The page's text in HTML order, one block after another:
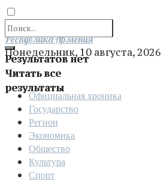
Результатов нет
Читать все
результаты
Отправить
Республика Армения
Понедельник, 10 августа, 2026
Официальная хроника
Государство
Регион
Экономика
Общество
Культура
Спорт